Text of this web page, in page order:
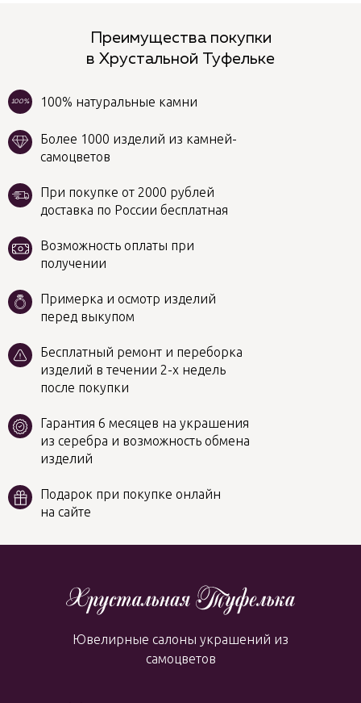
100% натуральные камни
100%
Преимущества покупки
в Хрустальной Туфельке
Бесплатный ремонт и переборка
изделий в течении 2-х недель
после покупки
Примерка и осмотр изделий
перед выкупом
Более 1000 изделий из камней-
самоцветов
Гарантия 6 месяцев на украшения
из серебра и возможность обмена
изделий
Возможность оплаты при
получении
При покупке от 2000 рублей
доставка по России бесплатная
Подарок при покупке онлайн
на сайте
Ювелирные салоны украшений из
самоцветов